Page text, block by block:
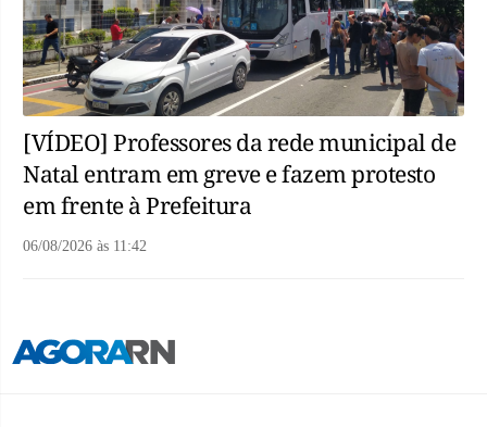
[VÍDEO] Professores da rede municipal de
Natal entram em greve e fazem protesto
em frente à Prefeitura
06/08/2026 às 11:42